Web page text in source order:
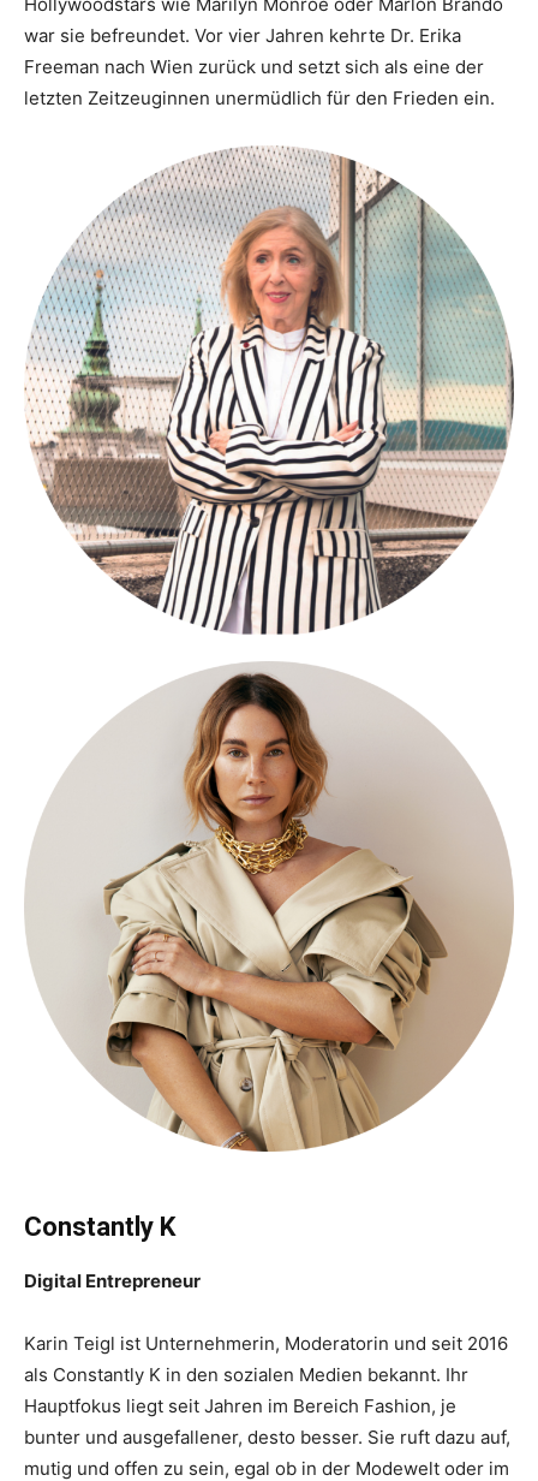
war sie befreundet. Vor vier Jahren kehrte Dr. Erika
Freeman nach Wien zurück und setzt sich als eine der
letzten Zeitzeuginnen unermüdlich für den Frieden ein.
Constantly K
Digital Entrepreneur
Karin Teigl ist Unternehmerin, Moderatorin und seit 2016
als Constantly K in den sozialen Medien bekannt. Ihr
Hauptfokus liegt seit Jahren im Bereich Fashion, je
bunter und ausgefallener, desto besser. Sie ruft dazu auf,
mutig und offen zu sein, egal ob in der Modewelt oder im